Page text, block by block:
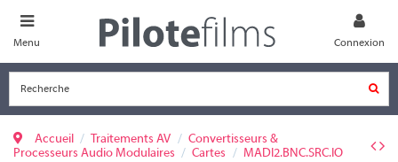
Menu Connexion
Accueil Traitements AV
Convertisseurs &
Processeurs Audio Modulaires
Cartes MADI2.BNC.SRC.IO